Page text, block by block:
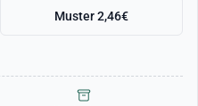
Muster 2,46€